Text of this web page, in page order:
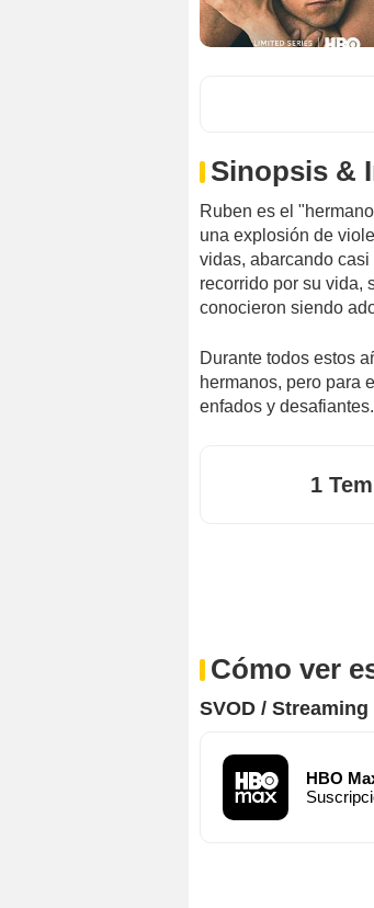
Sinopsis &
Ruben es el
una explosión de
vidas, abarcando
recorrido por su vida,
conocieron siendo
Durante todos estos
hermanos, pero para
enfados y desafiantes.
1
Cómo ver
SVOD / Streaming
HBO